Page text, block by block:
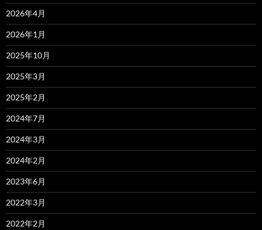
2026年4月
2026年1月
2025年10月
2025年3月
2025年2月
2024年7月
2024年3月
2024年2月
2023年6月
2022年3月
2022年2月